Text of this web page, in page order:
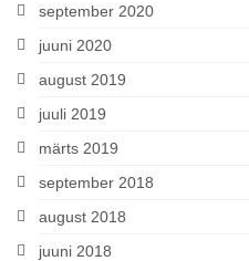
september 2020
juuni 2020
august 2019
juuli 2019
märts 2019
september 2018
august 2018
juuni 2018